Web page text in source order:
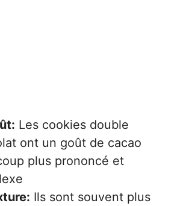
Les cookies double
ont un goût de cacao
plus prononcé et
Ils sont souvent plus